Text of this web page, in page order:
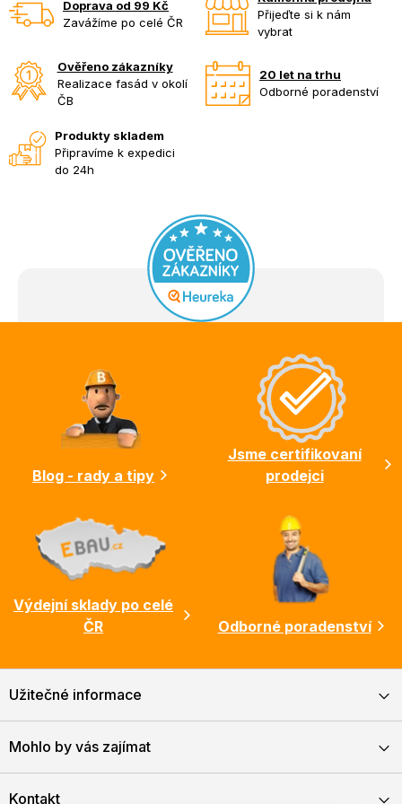
Doprava od 99 Kč
Zavážíme po celé ČR
Přijeďte si k nám
vybrat
Ověřeno zákazníky
Realizace fasád v okolí
ČB
20 let na trhu
Odborné poradenství
Produkty skladem
Připravíme k expedici
do 24h
Blog - rady a tipy
Jsme certifikovaní
prodejci
Výdejní sklady po celé
ČR
Odborné poradenství
Užitečné informace
Mohlo by vás zajímat
Kontakt